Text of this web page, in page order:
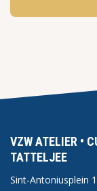
VZW ATELIER •
TATTELJEE
Sint-Antoniusplein 1